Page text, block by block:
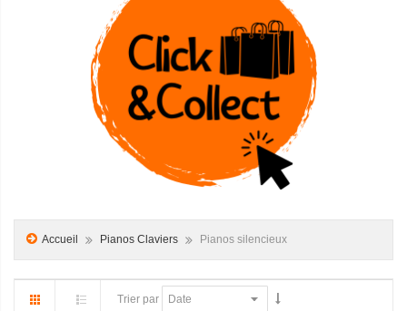
Accueil Pianos Claviers Pianos silencieux
Trier par